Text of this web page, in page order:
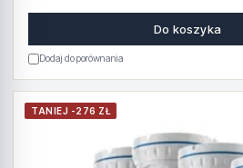
Do koszyka
Dodaj do porównania
TANIEJ -276 ZŁ